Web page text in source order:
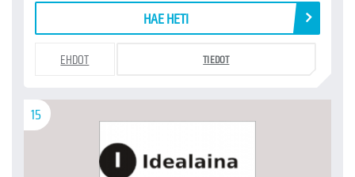
HAE HETI
EHDOT TIEDOT
15